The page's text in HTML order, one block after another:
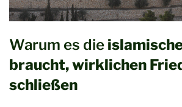
Warum es die
braucht, wirklichen
schließen